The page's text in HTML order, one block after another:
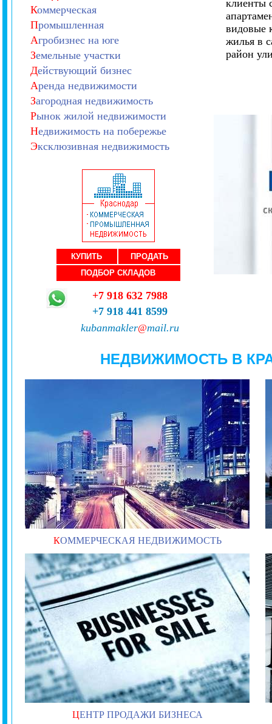
Коммерческая
Промышленная
Агробизнес на юге
Земельные участки
Действующий бизнес
Аренда недвижимости
Загородная недвижимость
Рынок жилой недвижимости
Недвижимость на побережье
Эксклюзивная недвижимость
КУПИТЬ
ПРОДАТЬ
ПОДБОР СКЛАДОВ
+7 918 632 7988
+7 918 441 8599
kubanmakler@mail.ru
клиенты
видовые
жилья в
район
НЕДВИЖИМОСТЬ В
КОММЕРЧЕСКАЯ НЕДВИЖИМОСТЬ
ЦЕНТР ПРОДАЖИ БИЗНЕСА